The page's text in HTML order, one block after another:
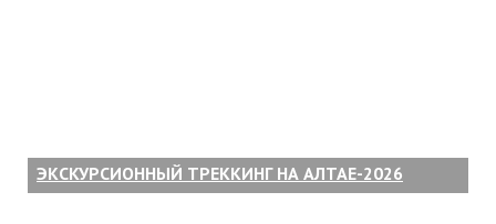
ЭКСКУРСИОННЫЙ ТРЕККИНГ НА АЛТАЕ-2026